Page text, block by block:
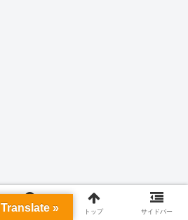
検索 トップ サイドバー
Translate »